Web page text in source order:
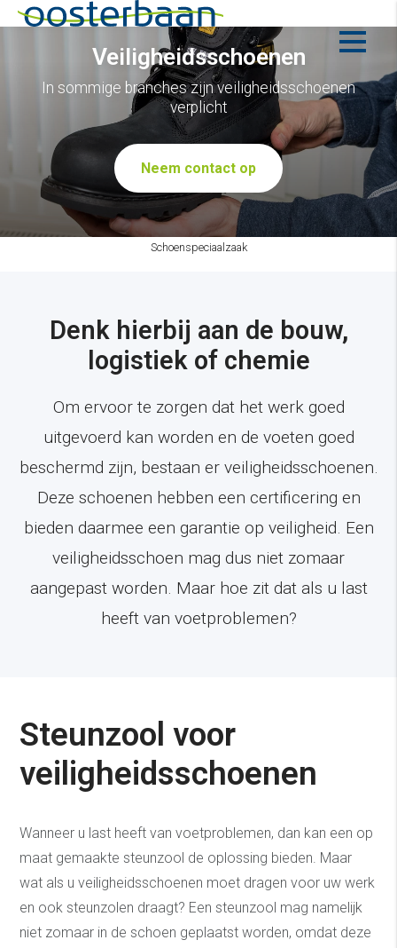
Veiligheidsschoenen
In sommige branches zijn veiligheidsschoenen
verplicht
Neem contact op
Schoenspeciaalzaak
Denk hierbij aan de bouw,
logistiek of chemie
Om ervoor te zorgen dat het werk goed
uitgevoerd kan worden en de voeten goed
beschermd zijn, bestaan er veiligheidsschoenen.
Deze schoenen hebben een certificering en
bieden daarmee een garantie op veiligheid. Een
veiligheidsschoen mag dus niet zomaar
aangepast worden. Maar hoe zit dat als u last
heeft van voetproblemen?
Steunzool voor
veiligheidsschoenen
Wanneer u last heeft van voetproblemen, dan kan een op
maat gemaakte steunzool de oplossing bieden. Maar
wat als u veiligheidsschoenen moet dragen voor uw werk
en ook steunzolen draagt? Een steunzool mag namelijk
niet zomaar in de schoen geplaatst worden, omdat deze